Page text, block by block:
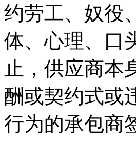
约劳工、奴役
体、心理、口
止，供应商本
酬或契约式或
行为的承包商